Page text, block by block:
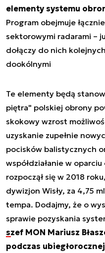
elementy systemu
Program obejmuje
sektorowymi radarami –
dołączy do nich
dookólnymi
Te elementy będą
piętra" polskiej obrony
skokowy wzrost
uzyskanie zupełnie
pocisków balistycznych
współdziałanie w
rozpoczął się w 2018
dywizjon Wisły, za 4,75
tempa. Dodajmy, że o
sprawie pozyskania
szef MON Mariusz
podczas